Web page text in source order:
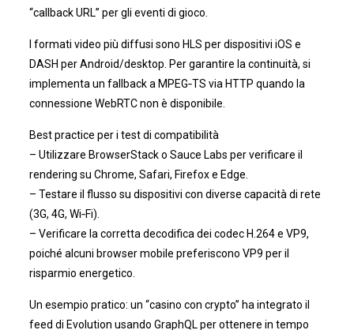
“callback URL” per gli eventi di gioco.
I formati video più diffusi sono HLS per dispositivi iOS e
DASH per Android/desktop. Per garantire la continuità, si
implementa un fallback a MPEG‑TS via HTTP quando la
connessione WebRTC non è disponibile.
Best practice per i test di compatibilità
– Utilizzare BrowserStack o Sauce Labs per verificare il
rendering su Chrome, Safari, Firefox e Edge.
– Testare il flusso su dispositivi con diverse capacità di rete
(3G, 4G, Wi‑Fi).
– Verificare la corretta decodifica dei codec H.264 e VP9,
poiché alcuni browser mobile preferiscono VP9 per il
risparmio energetico.
Un esempio pratico: un “casino con crypto” ha integrato il
feed di Evolution usando GraphQL per ottenere in tempo